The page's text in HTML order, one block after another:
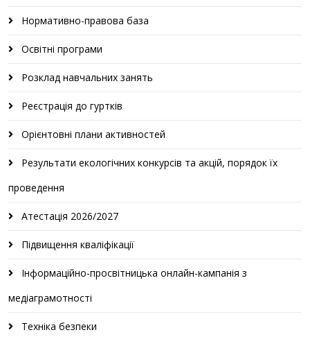
Нормативно-правова база
Освітні програми
Розклад навчальних занять
Реєстрація до гуртків
Орієнтовні плани активностей
Результати екологічних конкурсів та акцій, порядок їх
проведення
Атестація 2026/2027
Підвищення кваліфікації
Інформаційно-просвітницька онлайн-кампанія з
медіаграмотності
Техніка безпеки